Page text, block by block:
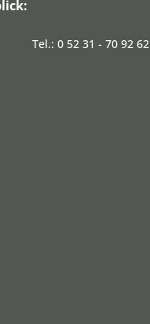
Tel.: 0 52 31 - 70 92 62